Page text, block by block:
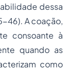
dessa
46). A coação,
consoante à
quando as
como